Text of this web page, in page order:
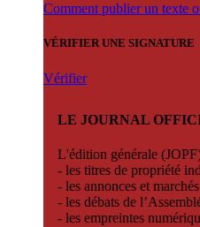
Comment publier un texte
VÉRIFIER UNE SIGNATURE
Vérifier
LE JOURNAL
L'édition générale
- les titres de propriété
- les annonces et
- les débats de
- les empreintes